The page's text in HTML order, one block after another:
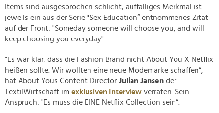
Items sind ausgesprochen schlicht, auffälliges Merkmal ist
jeweils ein aus der Serie "Sex Education“ entnommenes Zitat
auf der Front: "Someday someone will choose you, and will
keep choosing you everyday".
"Es war klar, dass die Fashion Brand nicht About You X Netflix
heißen sollte. Wir wollten eine neue Modemarke schaffen“,
hat About Yous Content Director Julian Jansen der
TextilWirtschaft im exklusiven Interview verraten. Sein
Anspruch: "Es muss die EINE Netflix Collection sein“.